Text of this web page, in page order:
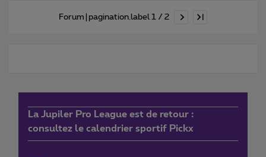
Forum|pagination.label 1 / 2
La Jupiler Pro League est de retour :
consultez le calendrier sportif Pickx